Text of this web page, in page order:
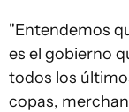
"Entendemos
es el gobierno
todos los
copas,